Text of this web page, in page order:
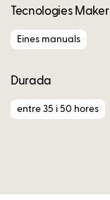
Tecnologies Maker
Eines manuals
Durada
entre 35 i 50 hores